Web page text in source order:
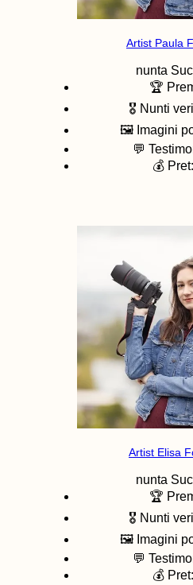
Artist Paula
nunta
🏆
🎖️ Nunti
🖼️ Imagini
💬
💰
Artist Elisa
nunta
🏆
🎖️ Nunti
🖼️ Imagini
💬
💰